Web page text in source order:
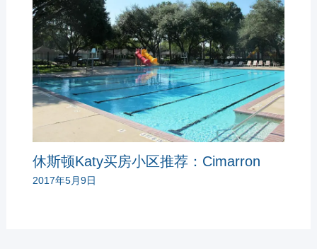
休斯顿Katy买房小区推荐：Cimarron
2017年5月9日